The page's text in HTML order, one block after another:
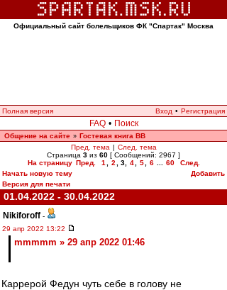
Официальный сайт болельщиков ФК "Спартак" Москва
Полная версия Вход • Регистрация
FAQ • Поиск
Общение на сайте » Гостевая книга ВВ
Пред. тема | След. тема
Страница 3 из 60 [ Сообщений: 2967 ]
На страницу Пред. 1 2 3, 4 5 6 60
След.
Начать новую тему
Добавить
Версия для печати
01.04.2022 - 30.04.2022
Nikiforoff -
29 апр 2022 13:22
mmmmm » 29 апр 2022 01:46
Каррерой Федун чуть себе в голову не